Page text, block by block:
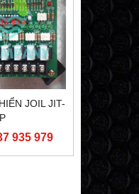
JOIL JIT-
935 979